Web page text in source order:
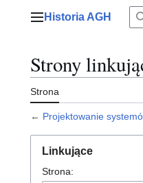
Menu główne
Historia AGH
Strony
Strona
← Projektowanie
Linkujące
Strona: